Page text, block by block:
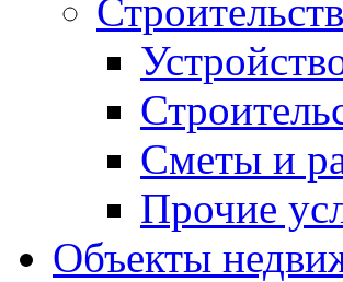
Сметы и
Прочие
Объекты